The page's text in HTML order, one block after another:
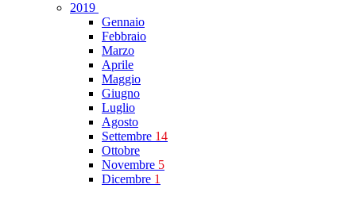
2019
Gennaio
Febbraio
Marzo
Aprile
Maggio
Giugno
Luglio
Agosto
Settembre 14
Ottobre
Novembre 5
Dicembre 1